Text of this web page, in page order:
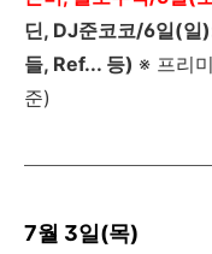
딘, DJ준코코/6일(일
들, Ref... 등) ※ 프리
준)
7월 3일(목)